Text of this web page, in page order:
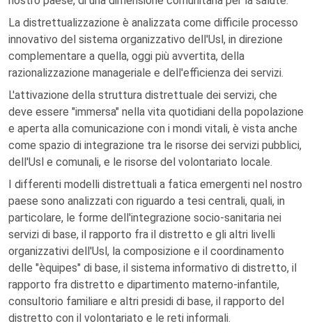
La distrettualizzazione è analizzata come difficile processo
innovativo del sistema organizzativo dell'Usl, in direzione
complementare a quella, oggi più avvertita, della
razionalizzazione manageriale e dell'efficienza dei servizi.
L'attivazione della struttura distrettuale dei servizi, che
deve essere "immersa" nella vita quotidiani della popolazione
e aperta alla comunicazione con i mondi vitali, è vista anche
come spazio di integrazione tra le risorse dei servizi pubblici,
dell'Usl e comunali, e le risorse del volontariato locale.
I differenti modelli distrettuali a fatica emergenti nel nostro
paese sono analizzati con riguardo a tesi centrali, quali, in
particolare, le forme dell'integrazione socio-sanitaria nei
servizi di base, il rapporto fra il distretto e gli altri livelli
organizzativi dell'Usl, la composizione e il coordinamento
delle "èquipes" di base, il sistema informativo di distretto, il
rapporto fra distretto e dipartimento materno-infantile,
consultorio familiare e altri presidi di base, il rapporto del
distretto con il volontariato e le reti informali.